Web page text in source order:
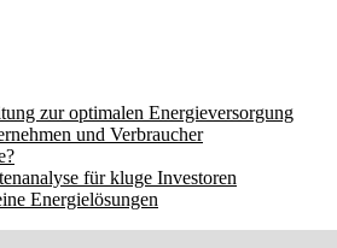
zur optimalen Energieversorgung
und Verbraucher
für kluge Investoren
Energielösungen